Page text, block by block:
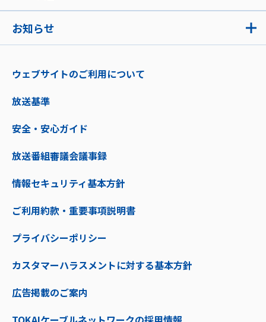
お知らせ
ウェブサイトのご利用について
放送基準
安全・安心ガイド
放送番組審議会議事録
情報セキュリティ基本方針
ご利用約款・重要事項説明書
プライバシーポリシー
カスタマーハラスメントに対する基本方針
広告掲載のご案内